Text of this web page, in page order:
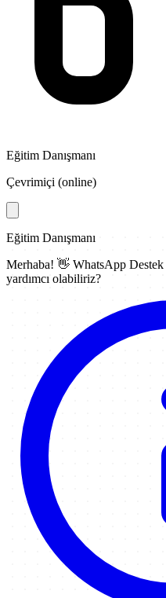
Eğitim Danışmanı
Çevrimiçi (online)
Eğitim Danışmanı
Merhaba! 👋 WhatsApp Destek
yardımcı olabiliriz?